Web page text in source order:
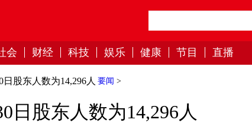
会 财经 科技 娱乐 健康 节目 直播
要闻 >
股东人数为14,296人
日股东人数为14,296人